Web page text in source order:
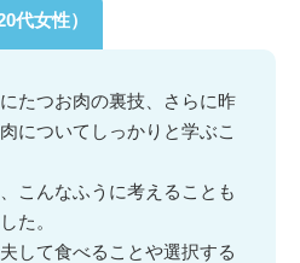
代女性）
たつお肉の裏技、さらに昨
についてしっかりと学ぶこ
こんなふうに考えることも
た。
して食べることや選択する